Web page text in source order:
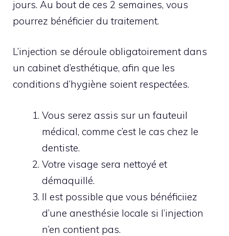
jours. Au bout de ces 2 semaines, vous
pourrez bénéficier du traitement.
L’injection se déroule obligatoirement dans
un cabinet d’esthétique, afin que les
conditions d’hygiène soient respectées.
Vous serez assis sur un fauteuil
médical, comme c’est le cas chez le
dentiste.
Votre visage sera nettoyé et
démaquillé.
Il est possible que vous bénéficiiez
d’une anesthésie locale si l’injection
n’en contient pas.